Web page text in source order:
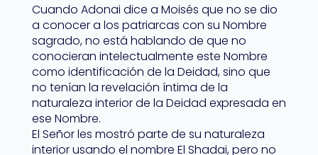
Cuando Adonai dice a Moisés que no se dio
a conocer a los patriarcas con su Nombre
sagrado, no está hablando de que no
conocieran intelectualmente este Nombre
como identificación de la Deidad, sino que
no tenían la revelación íntima de la
naturaleza interior de la Deidad expresada en
ese Nombre.
El Señor les mostró parte de su naturaleza
interior usando el nombre El Shadai, pero no